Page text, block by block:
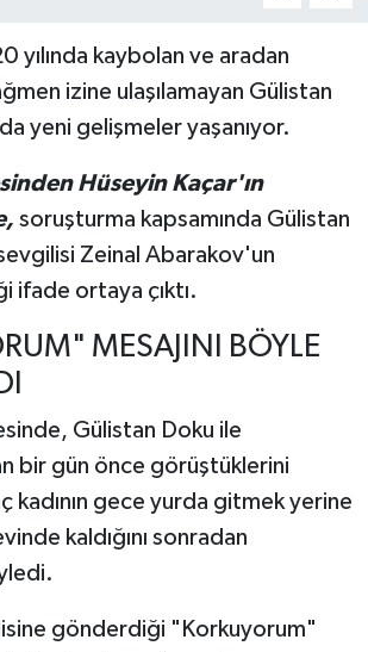
yılında kaybolan ve aradan
izine ulaşılamayan Gülistan
yeni gelişmeler yaşanıyor.
Hüseyin Kaçar'ın
soruşturma kapsamında Gülistan
Zeinal Abarakov'un
ifade ortaya çıktı.
MESAJINI BÖYLE
Gülistan Doku ile
bir gün önce görüştüklerini
kadının gece yurda gitmek yerine
kaldığını sonradan
gönderdiği "Korkuyorum"